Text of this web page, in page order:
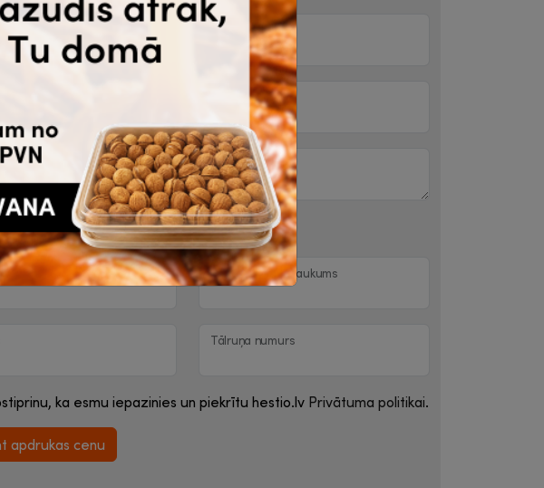
saziņai
Uzņēmuma nosaukums
Tālruņa numurs
ka esmu iepazinies un piekrītu hestio.lv Privātuma politikai.
apdrukas cenu